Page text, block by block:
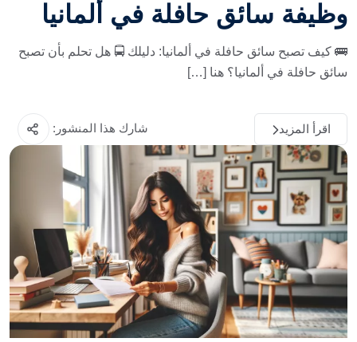
وظيفة سائق حافلة في ألمانيا
🚌 كيف تصبح سائق حافلة في ألمانيا: دليلك 🚍 هل تحلم بأن تصبح
سائق حافلة في ألمانيا؟ هنا […]
اقرأ المزيد شارك هذا المنشور: